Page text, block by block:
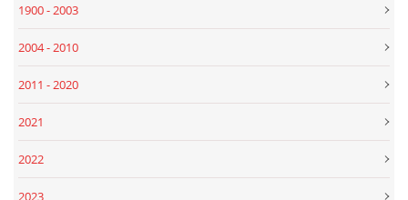
1900 - 2003
2004 - 2010
2011 - 2020
2021
2022
2023